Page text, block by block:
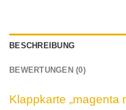
BESCHREIBUNG
BEWERTUNGEN (0)
Klappkarte „magenta